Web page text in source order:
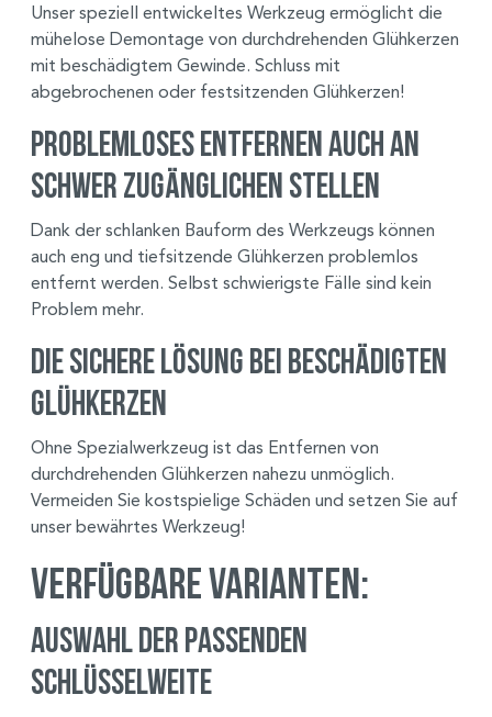
Unser speziell entwickeltes Werkzeug ermöglicht die
mühelose Demontage von durchdrehenden Glühkerzen
mit beschädigtem Gewinde. Schluss mit
abgebrochenen oder festsitzenden Glühkerzen!
Problemloses Entfernen auch an
schwer zugänglichen Stellen
Dank der schlanken Bauform des Werkzeugs können
auch eng und tiefsitzende Glühkerzen problemlos
entfernt werden. Selbst schwierigste Fälle sind kein
Problem mehr.
Die sichere Lösung bei beschädigten
Glühkerzen
Ohne Spezialwerkzeug ist das Entfernen von
durchdrehenden Glühkerzen nahezu unmöglich.
Vermeiden Sie kostspielige Schäden und setzen Sie auf
unser bewährtes Werkzeug!
Verfügbare Varianten:
Auswahl der passenden
Schlüsselweite